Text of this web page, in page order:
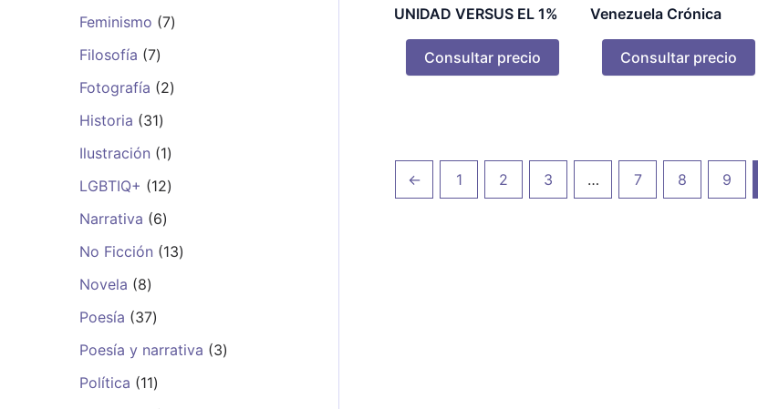
Feminismo 7
Filosofía 7
Fotografía 2
Historia 31
Ilustración 1
LGBTIQ+ 12
Narrativa 6
No Ficción 13
Novela 8
Poesía 37
Poesía y narrativa 3
Política 11
UNIDAD VERSUS EL 1%
Consultar precio
Venezuela Crónica
Consultar precio
← 1 2 3 … 7 8 9